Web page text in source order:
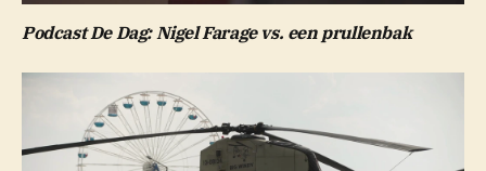
Podcast De Dag: Nigel Farage vs. een prullenbak